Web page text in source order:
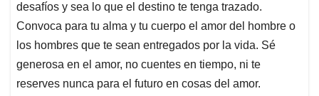
desafíos y sea lo que el destino te tenga trazado.
Convoca para tu alma y tu cuerpo el amor del hombre o
los hombres que te sean entregados por la vida. Sé
generosa en el amor, no cuentes en tiempo, ni te
reserves nunca para el futuro en cosas del amor.